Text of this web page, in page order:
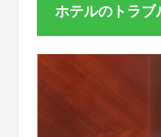
ホテルのトラブ